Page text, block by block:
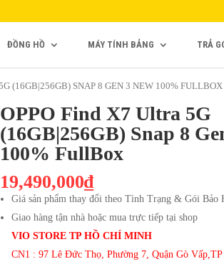
ĐỒNG HỒ MÁY TÍNH BẢNG TRẢ
(16GB|256GB) SNAP 8 GEN 3 NEW 100% FULLBOX
OPPO Find X7 Ultra 5G
(16GB|256GB) Snap 8
100% FullBox
19,490,000₫
Giá sản phẩm thay đổi theo Tình Trạng & Gói Bảo
Giao hàng tận nhà hoặc mua trực tiếp tại shop
VIO STORE TP HỒ CHÍ MINH
CN1 : 97 Lê Đức Thọ, Phường 7, Quận Gò